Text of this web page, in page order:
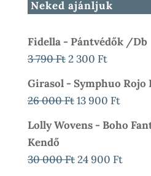
Neked ajánljuk
Fidella - Pántvédők /db
3 790Ft Original
Was:
3
790 Ft.
2 300 FtCurrent
Is:
300 Ft.
Girasol - Symphuo Rojo
26 000FtOriginal
Was:
000 Ft.
13 900 Ft
Is:
900 Ft.
Lolly Wovens - Boho
Kendő
30 000Ft Original
24 900 Ft